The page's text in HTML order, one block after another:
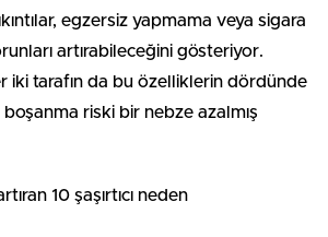
egzersiz yapmama veya sigara
artırabileceğini gösteriyor.
iki tarafın da bu özelliklerin dördünde
riski bir nebze azalmış